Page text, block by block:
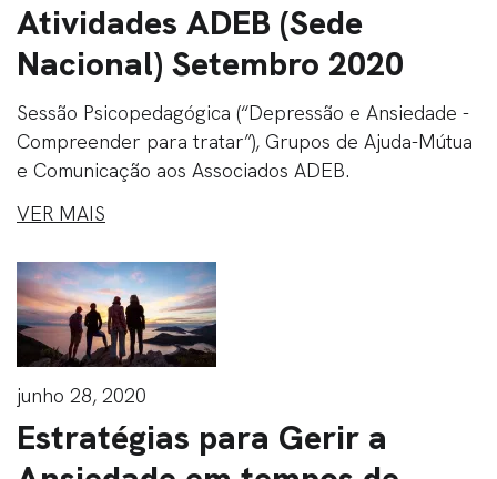
Atividades ADEB (Sede
Nacional) Setembro 2020
Sessão Psicopedagógica (“Depressão e Ansiedade -
Compreender para tratar”), Grupos de Ajuda-Mútua
e Comunicação aos Associados ADEB.
VER MAIS
junho 28, 2020
Estratégias para Gerir a